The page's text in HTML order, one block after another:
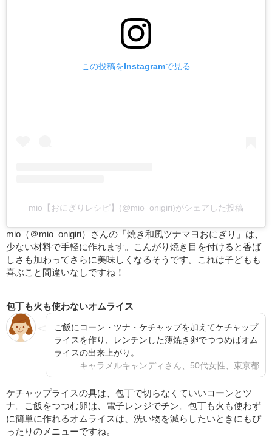
この投稿をInstagramで見る
mio【おにぎりレシピ】(@mio_onigiri)がシェアした投稿
mio（＠mio_onigiri）さんの「焼き和風ツナマヨおにぎり」は、
少ない材料で手軽に作れます。こんがり焼き目を付けると香ば
しさも加わってさらに美味しくなるそうです。これは子どもも
喜ぶこと間違いなしですね！
包丁も火も使わないオムライス
ご飯にコーン・ツナ・ケチャップを加えてケチャップ
ライスを作り、レンチンした薄焼き卵でつつめばオム
ライスの出来上がり。
キャラメルキャンディさん、50代女性、東京都
ケチャップライスの具は、包丁で切らなくていいコーンとツ
ナ。ご飯をつつむ卵は、電子レンジでチン。包丁も火も使わず
に簡単に作れるオムライスは、洗い物を減らしたいときにもぴ
ったりのメニューですね。